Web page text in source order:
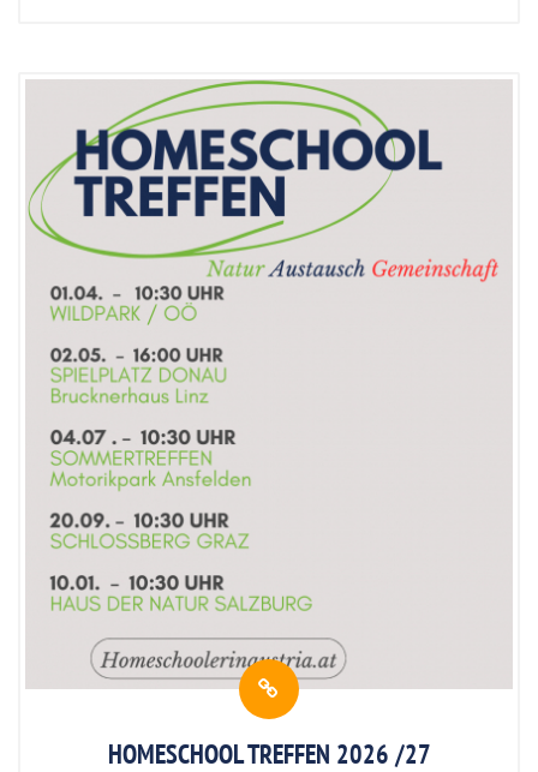
HOMESCHOOL TREFFEN 2026 /27